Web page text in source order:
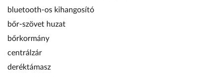
bluetooth-os kihangosító
bőr-szövet huzat
bőrkormány
centrálzár
deréktámasz